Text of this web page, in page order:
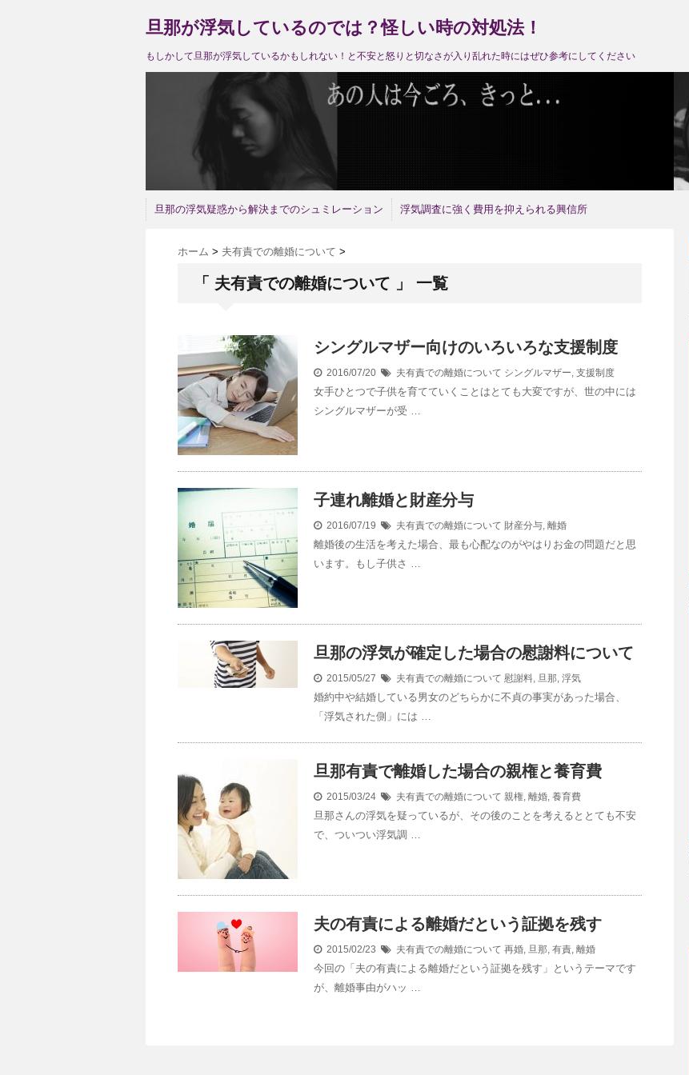
旦那が浮気しているのでは？怪しい時の対処法！
もしかして旦那が浮気しているかもしれない！と不安と怒りと切なさが入り乱れた時にはぜひ参考にしてください
旦那の浮気疑惑から解決までのシュミレーション 浮気調査に強く費用を抑えられる興信所
ホーム > 夫有責での離婚について >
「 夫有責での離婚について 」 一覧
シングルマザー向けのいろいろな支援制度
2016/07/20 夫有責での離婚について シングルマザー, 支援制度
女手ひとつで子供を育てていくことはとても大変ですが、世の中には
シングルマザーが受 …
子連れ離婚と財産分与
2016/07/19 夫有責での離婚について 財産分与, 離婚
離婚後の生活を考えた場合、最も心配なのがやはりお金の問題だと思
います。もし子供さ …
旦那の浮気が確定した場合の慰謝料について
2015/05/27 夫有責での離婚について 慰謝料, 旦那, 浮気
婚約中や結婚している男女のどちらかに不貞の事実があった場合、
「浮気された側」には …
旦那有責で離婚した場合の親権と養育費
2015/03/24 夫有責での離婚について 親権, 離婚, 養育費
旦那さんの浮気を疑っているが、その後のことを考えるととても不安
で、ついつい浮気調 …
夫の有責による離婚だという証拠を残す
2015/02/23 夫有責での離婚について 再婚, 旦那, 有責, 離婚
今回の「夫の有責による離婚だという証拠を残す」というテーマです
が、離婚事由がハッ …